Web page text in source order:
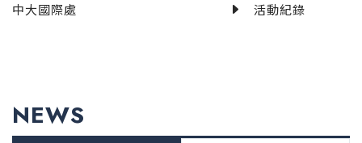
中大國際處 活動紀錄
NEWS